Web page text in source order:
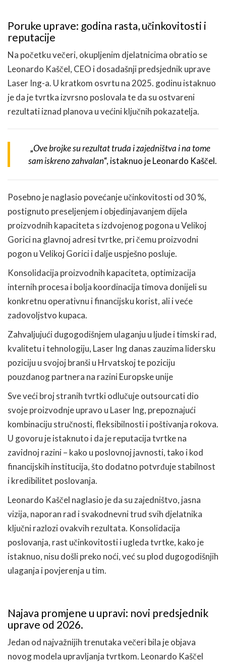
Poruke uprave: godina rasta, učinkovitosti i
reputacije
Na početku večeri, okupljenim djelatnicima obratio se
Leonardo Kaščel, CEO i dosadašnji predsjednik uprave
Laser Ing-a. U kratkom osvrtu na 2025. godinu istaknuo
je da je tvrtka izvrsno poslovala te da su ostvareni
rezultati iznad planova u većini ključnih pokazatelja.
„Ove brojke su rezultat truda i zajedništva i na tome
sam iskreno zahvalan“, istaknuo je Leonardo Kaščel.
Posebno je naglasio povećanje učinkovitosti od 30 %,
postignuto preseljenjem i objedinjavanjem dijela
proizvodnih kapaciteta s izdvojenog pogona u Velikoj
Gorici na glavnoj adresi tvrtke, pri čemu proizvodni
pogon u Velikoj Gorici i dalje uspješno posluje.
Konsolidacija proizvodnih kapaciteta, optimizacija
internih procesa i bolja koordinacija timova donijeli su
konkretnu operativnu i financijsku korist, ali i veće
zadovoljstvo kupaca.
Zahvaljujući dugogodišnjem ulaganju u ljude i timski rad,
kvalitetu i tehnologiju, Laser Ing danas zauzima lidersku
poziciju u svojoj branši u Hrvatskoj te poziciju
pouzdanog partnera na razini Europske unije
Sve veći broj stranih tvrtki odlučuje outsourcati dio
svoje proizvodnje upravo u Laser Ing, prepoznajući
kombinaciju stručnosti, fleksibilnosti i poštivanja rokova.
U govoru je istaknuto i da je reputacija tvrtke na
zavidnoj razini – kako u poslovnoj javnosti, tako i kod
financijskih institucija, što dodatno potvrđuje stabilnost
i kredibilitet poslovanja.
Leonardo Kaščel naglasio je da su zajedništvo, jasna
vizija, naporan rad i svakodnevni trud svih djelatnika
ključni razlozi ovakvih rezultata. Konsolidacija
poslovanja, rast učinkovitosti i ugleda tvrtke, kako je
istaknuo, nisu došli preko noći, već su plod dugogodišnjih
ulaganja i povjerenja u tim.
Najava promjene u upravi: novi predsjednik
uprave od 2026.
Jedan od najvažnijih trenutaka večeri bila je objava
novog modela upravljanja tvrtkom. Leonardo Kaščel